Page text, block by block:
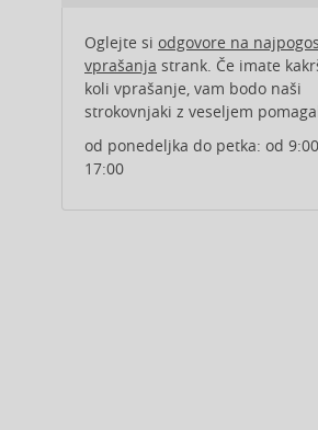
Alberta Ferretti (1)
Alcina (156)
Alexander McQueen (2)
Alexandre.J (32)
Alfaparf Milano (175)
Alfred Sung (7)
Oglejte si odgovore na
vprašanja strank. Če imate
koli vprašanje, vam bodo naši
strokovnjaki z veseljem
od ponedeljka do petka: od
17:00